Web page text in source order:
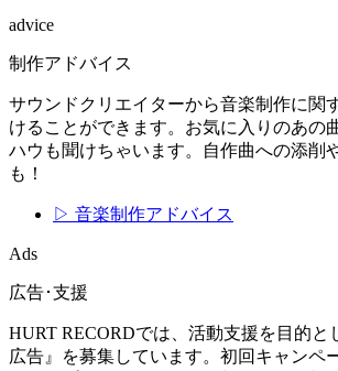
advice
制作アドバイス
サウンドクリエイターから音楽制作に関
けることができます。お気に入りのあの
ハウも聞けちゃいます。自作曲への添削
も！
▷ 音楽制作アドバイス
Ads
広告･支援
HURT RECORDでは、活動支援を目的と
広告』を募集しています。初回キャンペ